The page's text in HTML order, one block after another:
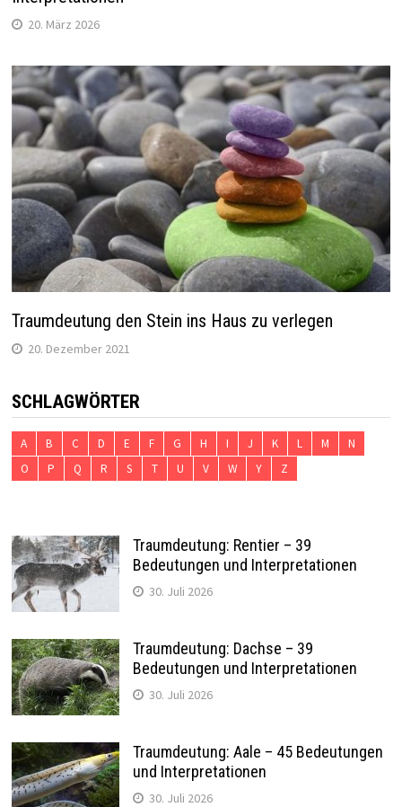
20. März 2026
Traumdeutung den Stein ins Haus zu verlegen
20. Dezember 2021
SCHLAGWÖRTER
A B C D E F G H I J K L M
N
O
P Q R S T U V W Y Z
Traumdeutung: Rentier – 39
Bedeutungen und Interpretationen
30. Juli 2026
Traumdeutung: Dachse – 39
Bedeutungen und Interpretationen
30. Juli 2026
Traumdeutung: Aale – 45 Bedeutungen
und Interpretationen
30. Juli 2026